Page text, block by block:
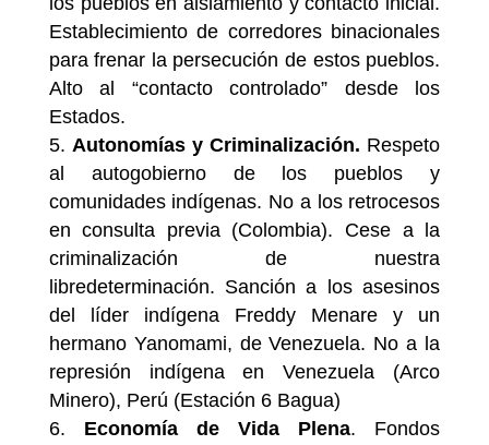
Establecimiento de corredores binacionales
para frenar la persecución de estos pueblos.
Alto al “contacto controlado” desde los
Estados.
Autonomías y Criminalización. Respeto
al autogobierno de los pueblos y
comunidades indígenas. No a los retrocesos
en consulta previa (Colombia). Cese a la
criminalización de nuestra
libredeterminación. Sanción a los asesinos
del líder indígena Freddy Menare y un
hermano Yanomami, de Venezuela. No a la
represión indígena en Venezuela (Arco
Minero), Perú (Estación 6 Bagua)
Economía de Vida Plena. Fondos